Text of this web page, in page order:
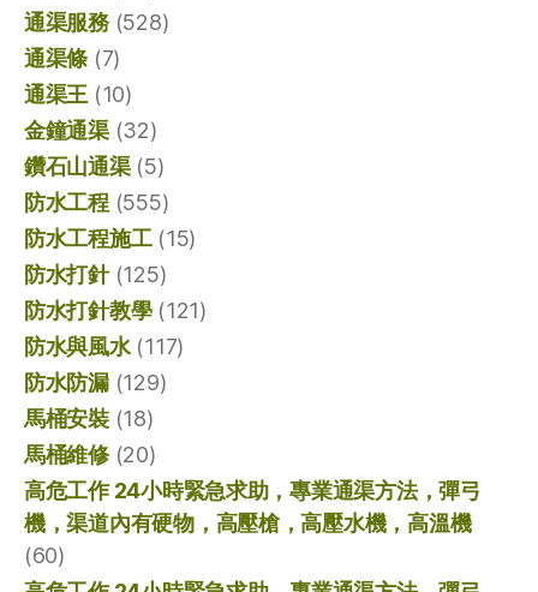
通渠服務(528)
通渠條 (7)
通渠王 (10)
金鐘通渠(32)
鑽石山通渠(5)
防水工程(555)
防水工程施工(15)
防水打針(125)
防水打針教學(121)
防水與風水(117)
防水防漏(129)
馬桶安裝(18)
馬桶維修(20)
高危工作 24小時緊急求助，專業通渠方法，彈弓
機，渠道內有硬物，高壓槍，高壓水機，高溫機
(60)